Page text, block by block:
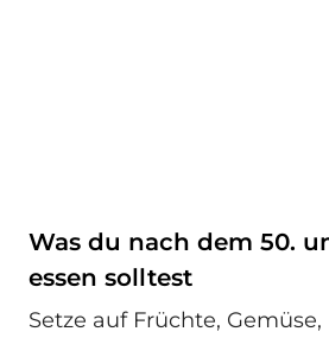
Was du nach dem 50.
essen solltest
Setze auf Früchte,